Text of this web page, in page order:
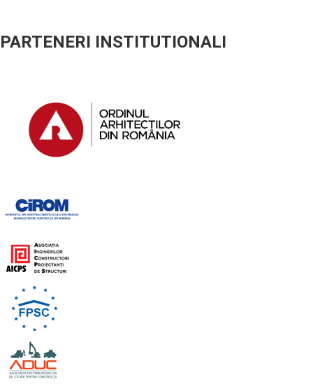
PARTENERI INSTITUTIONALI